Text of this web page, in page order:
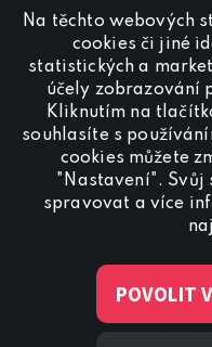
Na těchto webových
cookies či jiné
statistických a
účely zobrazování
Kliknutím na
souhlasíte s
cookies můžete
"Nastavení". Svůj
spravovat a více
POVOLIT
Naši redakci kontaktujete na
redakce@canalplus.cz
Spojte se s